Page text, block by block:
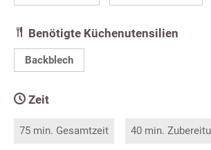
Benötigte Küchenutensilien
Backblech
Zeit
75 min. Gesamtzeit 40 min.